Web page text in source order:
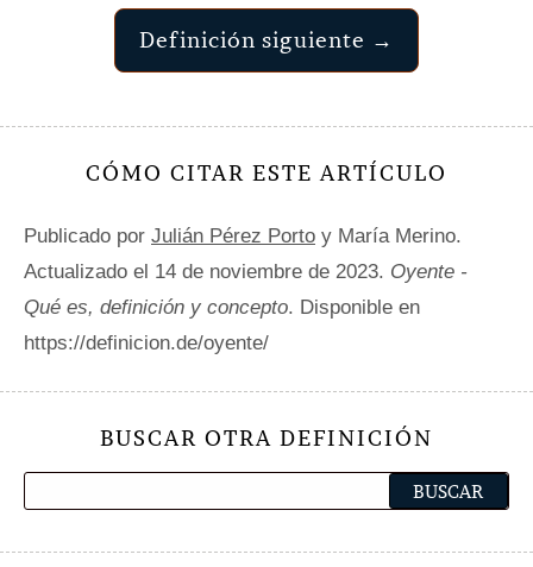
Definición siguiente →
CÓMO CITAR ESTE ARTÍCULO
Publicado por Julián Pérez Porto y María Merino.
Actualizado el 14 de noviembre de 2023. Oyente -
Qué es, definición y concepto. Disponible en
https://definicion.de/oyente/
BUSCAR OTRA DEFINICIÓN